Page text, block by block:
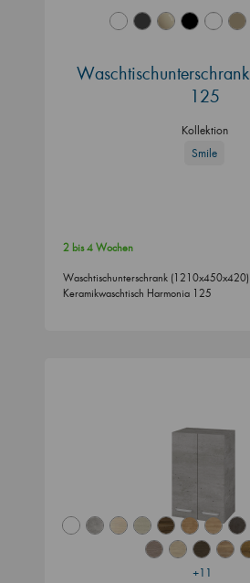
125
Kollektion
Smile
2 bis 4 Wochen
Waschtischunterschrank
Keramikwaschtisch Harmonia 125
+11